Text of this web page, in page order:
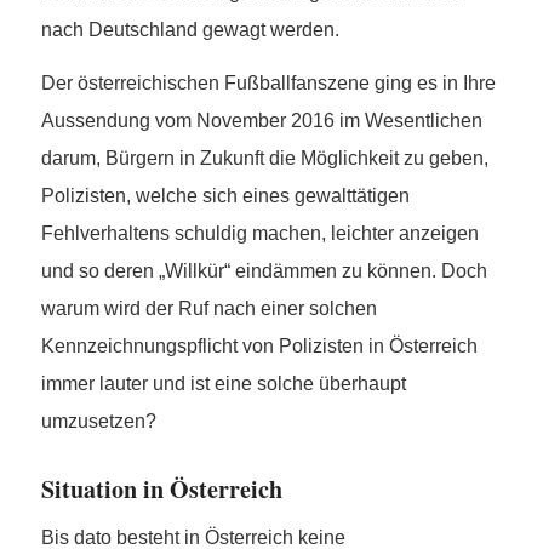
nach Deutschland gewagt werden.
Der österreichischen Fußballfanszene ging es in Ihre
Aussendung vom November 2016 im Wesentlichen
darum, Bürgern in Zukunft die Möglichkeit zu geben,
Polizisten, welche sich eines gewalttätigen
Fehlverhaltens schuldig machen, leichter anzeigen
und so deren „Willkür“ eindämmen zu können. Doch
warum wird der Ruf nach einer solchen
Kennzeichnungspflicht von Polizisten in Österreich
immer lauter und ist eine solche überhaupt
umzusetzen?
Situation in Österreich
Bis dato besteht in Österreich keine